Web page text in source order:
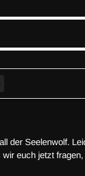
der Seelenwolf.
euch jetzt